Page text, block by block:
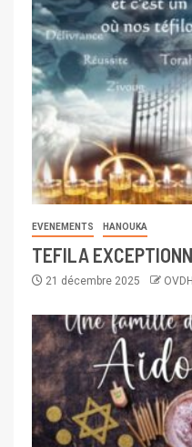
EVENEMENTS HANOUKA
TEFILA
21 décembre 2025